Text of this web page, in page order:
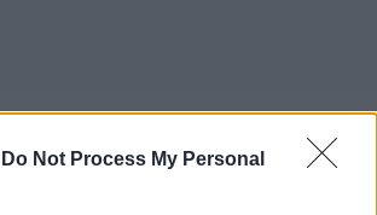
Do Not Process My Personal